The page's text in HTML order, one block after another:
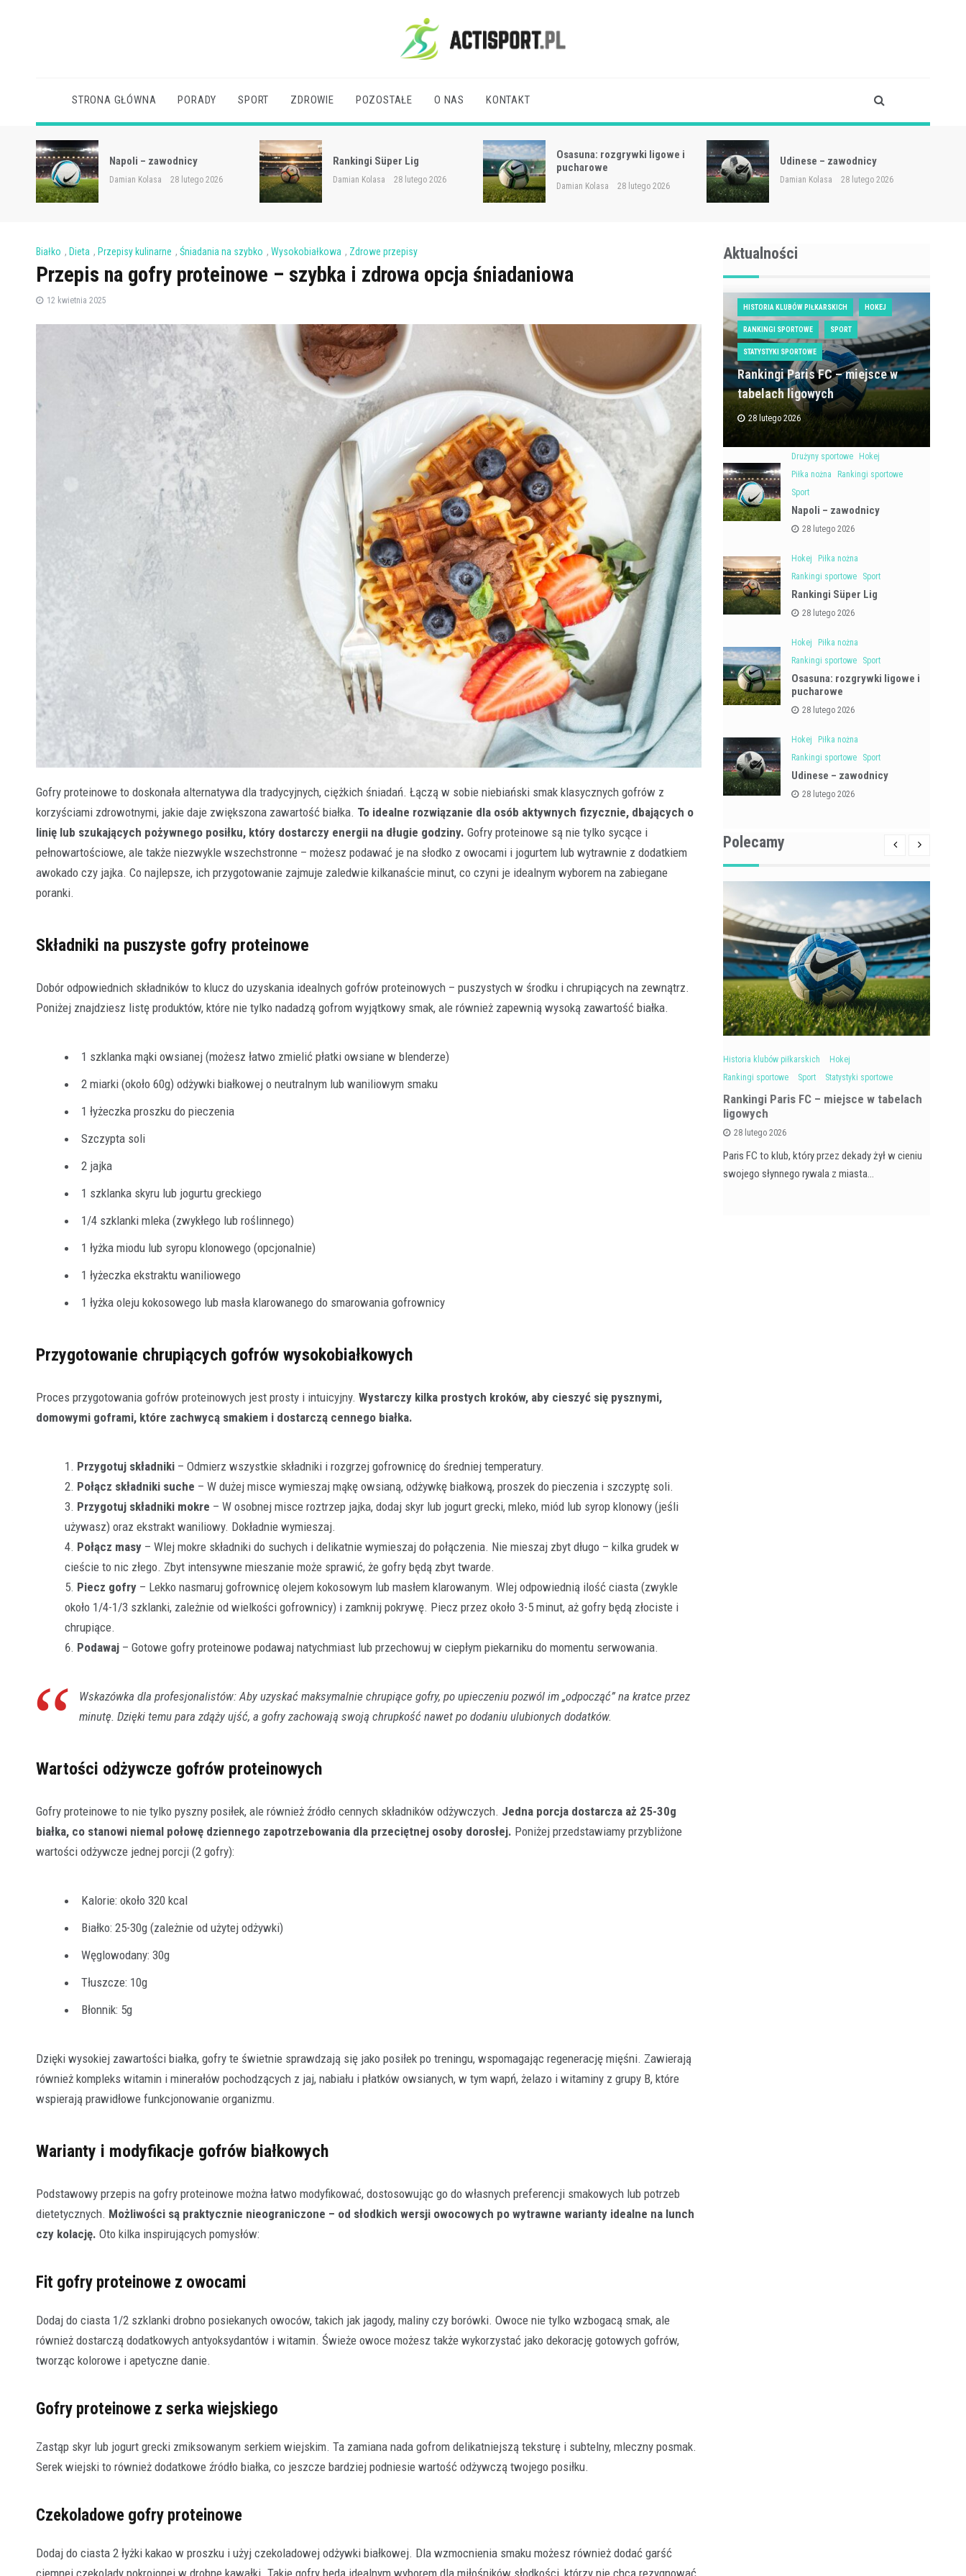
STRONA GŁÓWNA PORADY SPORT ZDROWIE POZOSTAŁE O NAS KONTAKT
Napoli – zawodnicy
Damian Kolasa 28 lutego 2026
Rankingi Süper Lig
Damian Kolasa 28 lutego 2026
Osasuna: rozgrywki ligowe i
pucharowe
Damian Kolasa 28 lutego 2026
Udinese – zawodnicy
Damian Kolasa 28 lutego 2026
Białko , Dieta , Przepisy kulinarne , Śniadania na szybko , Wysokobiałkowa , Zdrowe przepisy
Przepis na gofry proteinowe – szybka i zdrowa opcja śniadaniowa
12 kwietnia 2025
Gofry proteinowe to doskonała alternatywa dla tradycyjnych, ciężkich śniadań. Łączą w sobie niebiański smak klasycznych gofrów z
korzyściami zdrowotnymi, jakie daje zwiększona zawartość białka. To idealne rozwiązanie dla osób aktywnych fizycznie, dbających o
linię lub szukających pożywnego posiłku, który dostarczy energii na długie godziny. Gofry proteinowe są nie tylko sycące i
pełnowartościowe, ale także niezwykle wszechstronne – możesz podawać je na słodko z owocami i jogurtem lub wytrawnie z dodatkiem
awokado czy jajka. Co najlepsze, ich przygotowanie zajmuje zaledwie kilkanaście minut, co czyni je idealnym wyborem na zabiegane
poranki.
Składniki na puszystе gofry proteinowe
Dobór odpowiednich składników to klucz do uzyskania idealnych gofrów proteinowych – puszystych w środku i chrupiących na zewnątrz.
Poniżej znajdziesz listę produktów, które nie tylko nadadzą gofrom wyjątkowy smak, ale również zapewnią wysoką zawartość białka.
1 szklanka mąki owsianej (możesz łatwo zmielić płatki owsiane w blenderze)
2 miarki (około 60g) odżywki białkowej o neutralnym lub waniliowym smaku
1 łyżeczka proszku do pieczenia
Szczypta soli
2 jajka
1 szklanka skyru lub jogurtu greckiego
1/4 szklanki mleka (zwykłego lub roślinnego)
1 łyżka miodu lub syropu klonowego (opcjonalnie)
1 łyżeczka ekstraktu waniliowego
1 łyżka oleju kokosowego lub masła klarowanego do smarowania gofrownicy
Przygotowanie chrupiących gofrów wysokobiałkowych
Proces przygotowania gofrów proteinowych jest prosty i intuicyjny. Wystarczy kilka prostych kroków, aby cieszyć się pysznymi,
domowymi goframi, które zachwycą smakiem i dostarczą cennego białka.
Przygotuj składniki – Odmierz wszystkie składniki i rozgrzej gofrownicę do średniej temperatury.
Połącz składniki suche – W dużej misce wymieszaj mąkę owsianą, odżywkę białkową, proszek do pieczenia i szczyptę soli.
Przygotuj składniki mokre – W osobnej misce roztrzep jajka, dodaj skyr lub jogurt grecki, mleko, miód lub syrop klonowy (jeśli
używasz) oraz ekstrakt waniliowy. Dokładnie wymieszaj.
Połącz masy – Wlej mokre składniki do suchych i delikatnie wymieszaj do połączenia. Nie mieszaj zbyt długo – kilka grudek w
cieście to nic złego. Zbyt intensywne mieszanie może sprawić, że gofry będą zbyt twarde.
Piecz gofry – Lekko nasmaruj gofrownicę olejem kokosowym lub masłem klarowanym. Wlej odpowiednią ilość ciasta (zwykle
około 1/4-1/3 szklanki, zależnie od wielkości gofrownicy) i zamknij pokrywę. Piecz przez około 3-5 minut, aż gofry będą złociste i
chrupiące.
Podawaj – Gotowe gofry proteinowe podawaj natychmiast lub przechowuj w ciepłym piekarniku do momentu serwowania.
Wskazówka dla profesjonalistów: Aby uzyskać maksymalnie chrupiące gofry, po upieczeniu pozwól im „odpocząć” na kratce przez
minutę. Dzięki temu para zdąży ujść, a gofry zachowają swoją chrupkość nawet po dodaniu ulubionych dodatków.
Wartości odżywcze gofrów proteinowych
Gofry proteinowe to nie tylko pyszny posiłek, ale również źródło cennych składników odżywczych. Jedna porcja dostarcza aż 25-30g
białka, co stanowi niemal połowę dziennego zapotrzebowania dla przeciętnej osoby dorosłej. Poniżej przedstawiamy przybliżone
wartości odżywcze jednej porcji (2 gofry):
Kalorie: około 320 kcal
Białko: 25-30g (zależnie od użytej odżywki)
Węglowodany: 30g
Tłuszcze: 10g
Błonnik: 5g
Dzięki wysokiej zawartości białka, gofry te świetnie sprawdzają się jako posiłek po treningu, wspomagając regenerację mięśni. Zawierają
również kompleks witamin i minerałów pochodzących z jaj, nabiału i płatków owsianych, w tym wapń, żelazo i witaminy z grupy B, które
wspierają prawidłowe funkcjonowanie organizmu.
Warianty i modyfikacje gofrów białkowych
Podstawowy przepis na gofry proteinowe można łatwo modyfikować, dostosowując go do własnych preferencji smakowych lub potrzeb
dietetycznych. Możliwości są praktycznie nieograniczone – od słodkich wersji owocowych po wytrawne warianty idealne na lunch
czy kolację. Oto kilka inspirujących pomysłów:
Fit gofry proteinowe z owocami
Dodaj do ciasta 1/2 szklanki drobno posiekanych owoców, takich jak jagody, maliny czy borówki. Owoce nie tylko wzbogacą smak, ale
również dostarczą dodatkowych antyoksydantów i witamin. Świeże owoce możesz także wykorzystać jako dekorację gotowych gofrów,
tworząc kolorowe i apetyczne danie.
Gofry proteinowe z serka wiejskiego
Zastąp skyr lub jogurt grecki zmiksowanym serkiem wiejskim. Ta zamiana nada gofrom delikatniejszą teksturę i subtelny, mleczny posmak.
Serek wiejski to również dodatkowe źródło białka, co jeszcze bardziej podniesie wartość odżywczą twojego posiłku.
Czekoladowe gofry proteinowe
Dodaj do ciasta 2 łyżki kakao w proszku i użyj czekoladowej odżywki białkowej. Dla wzmocnienia smaku możesz również dodać garść
Aktualności
HISTORIA KLUBÓW PIŁKARSKICH HOKEJ
RANKINGI SPORTOWE SPORT
STATYSTYKI SPORTOWE
Rankingi Paris FC – miejsce w
tabelach ligowych
28 lutego 2026
Drużyny sportowe
Hokej
Piłka nożna
Rankingi sportowe
Sport
Napoli – zawodnicy
28 lutego 2026
Hokej
Piłka nożna
Rankingi sportowe
Sport
Rankingi Süper Lig
28 lutego 2026
Hokej
Piłka nożna
Rankingi sportowe
Sport
Osasuna: rozgrywki ligowe i
pucharowe
28 lutego 2026
Hokej
Piłka nożna
Rankingi sportowe
Sport
Udinese – zawodnicy
28 lutego 2026
Polecamy
Historia klubów piłkarskich
Hokej
Rankingi sportowe
Sport Statystyki sportowe
Rankingi Paris FC – miejsce w tabelach
ligowych
28 lutego 2026
Paris FC to klub, który przez dekady żył w cieniu
swojego słynnego rywala z miasta…